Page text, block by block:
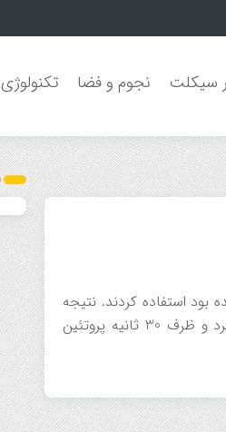
سیکلت نجوم و فضا تکنولوژی
استفاده کردند. نتیجه
این بود که مواد جدید آن‌ها توانست جلوی عبور ذرات معلق در هوا در اندازه سارس کوو 2 را بگیرد و ظرف 30 ثانیه پروتئین